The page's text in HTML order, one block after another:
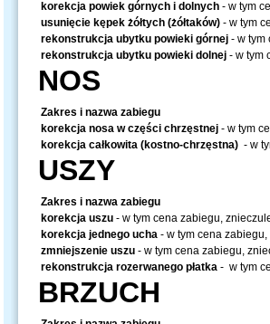
korekcja powiek górnych i dolnych - w tym
usunięcie kępek żółtych (żółtaków) - w tym
rekonstrukcja ubytku powieki górnej - w tym
rekonstrukcja ubytku powieki dolnej - w tym
NOS
Zakres i nazwa zabiegu
korekcja nosa w części chrzęstnej - w tym
korekcja całkowita (kostno-chrzęstna) - w
USZY
Zakres i nazwa zabiegu
korekcja uszu - w tym cena zabiegu,
korekcja jednego ucha - w tym cena
zmniejszenie uszu - w tym cena zabiegu,
rekonstrukcja rozerwanego płatka - w tym
BRZUCH